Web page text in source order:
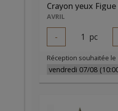
Crayon yeux Figue
AVRIL
- 1 pc
Réception souhaitée le